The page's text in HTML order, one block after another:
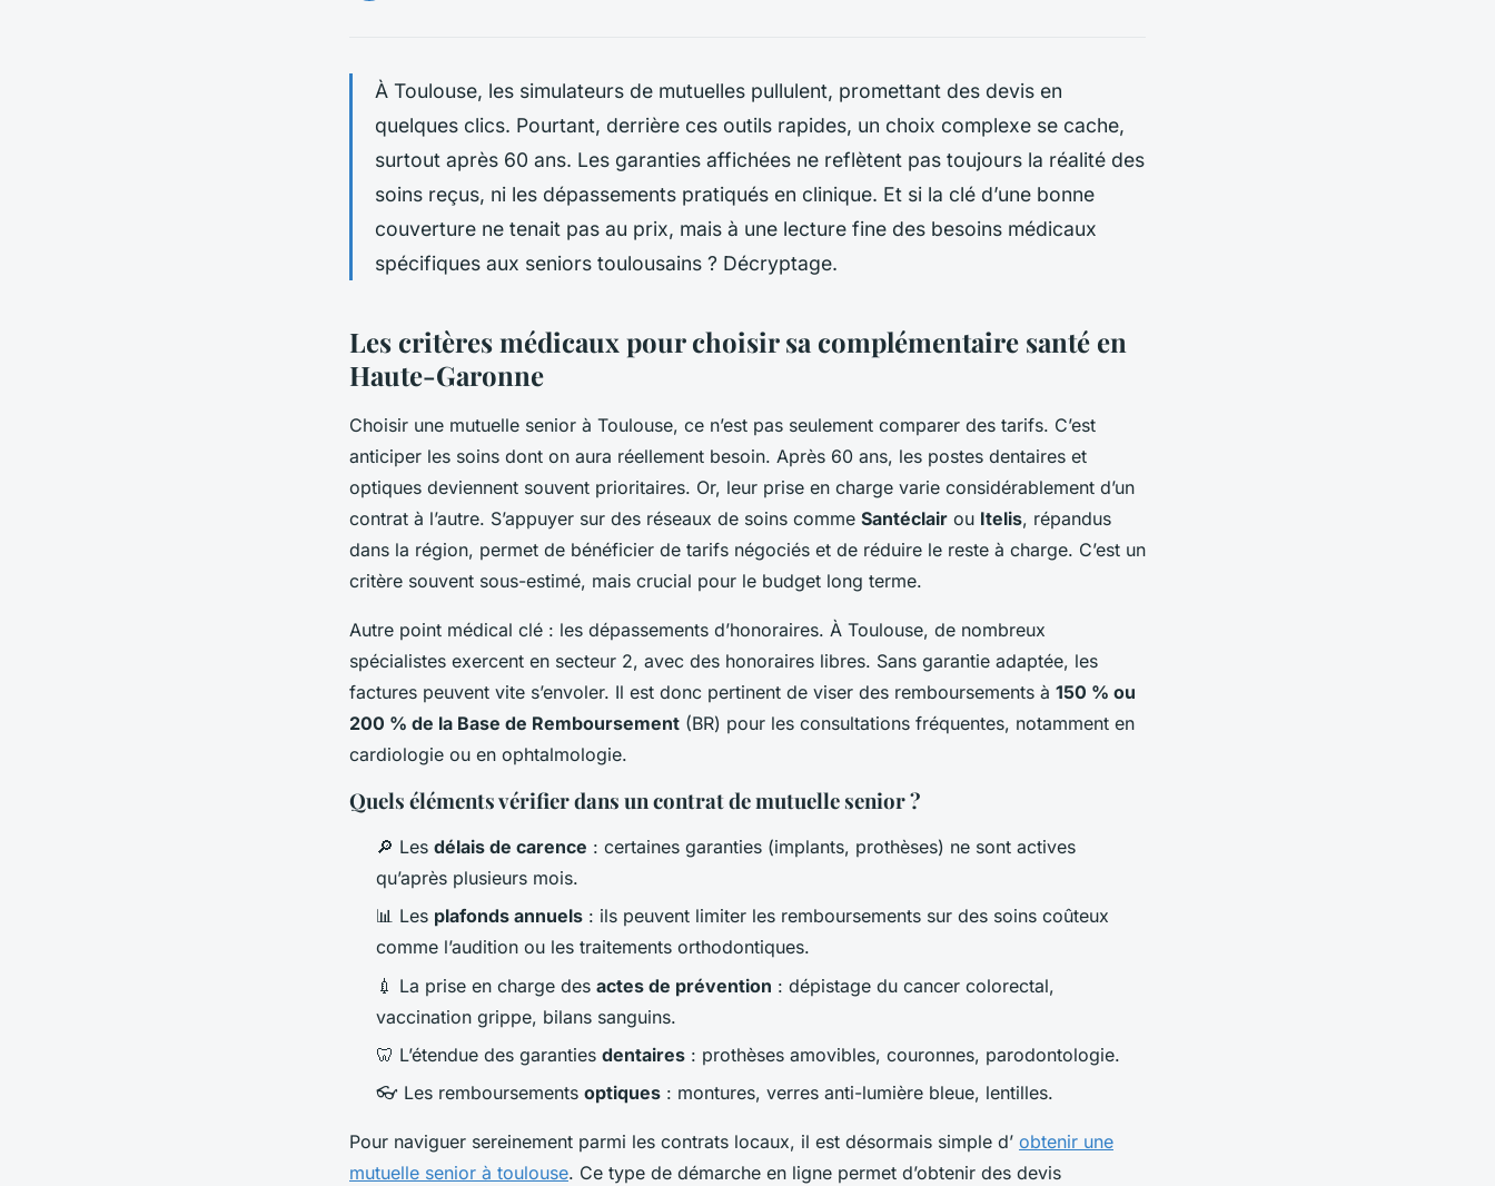
À Toulouse, les simulateurs de mutuelles pullulent, promettant des devis en
quelques clics. Pourtant, derrière ces outils rapides, un choix complexe se cache,
surtout après 60 ans. Les garanties affichées ne reflètent pas toujours la réalité des
soins reçus, ni les dépassements pratiqués en clinique. Et si la clé d’une bonne
couverture ne tenait pas au prix, mais à une lecture fine des besoins médicaux
spécifiques aux seniors toulousains ? Décryptage.
Les critères médicaux pour choisir sa complémentaire santé en
Haute-Garonne
Choisir une mutuelle senior à Toulouse, ce n’est pas seulement comparer des tarifs. C’est
anticiper les soins dont on aura réellement besoin. Après 60 ans, les postes dentaires et
optiques deviennent souvent prioritaires. Or, leur prise en charge varie considérablement d’un
contrat à l’autre. S’appuyer sur des réseaux de soins comme Santéclair ou Itelis, répandus
dans la région, permet de bénéficier de tarifs négociés et de réduire le reste à charge. C’est un
critère souvent sous-estimé, mais crucial pour le budget long terme.
Autre point médical clé : les dépassements d’honoraires. À Toulouse, de nombreux
spécialistes exercent en secteur 2, avec des honoraires libres. Sans garantie adaptée, les
factures peuvent vite s’envoler. Il est donc pertinent de viser des remboursements à 150 % ou
200 % de la Base de Remboursement (BR) pour les consultations fréquentes, notamment en
cardiologie ou en ophtalmologie.
Quels éléments vérifier dans un contrat de mutuelle senior ?
🔎 Les délais de carence : certaines garanties (implants, prothèses) ne sont actives
qu’après plusieurs mois.
📊 Les plafonds annuels : ils peuvent limiter les remboursements sur des soins coûteux
comme l’audition ou les traitements orthodontiques.
💉 La prise en charge des actes de prévention : dépistage du cancer colorectal,
vaccination grippe, bilans sanguins.
🦷 L’étendue des garanties dentaires : prothèses amovibles, couronnes, parodontologie.
👓 Les remboursements optiques : montures, verres anti-lumière bleue, lentilles.
Pour naviguer sereinement parmi les contrats locaux, il est désormais simple d’ obtenir une
mutuelle senior à toulouse. Ce type de démarche en ligne permet d’obtenir des devis